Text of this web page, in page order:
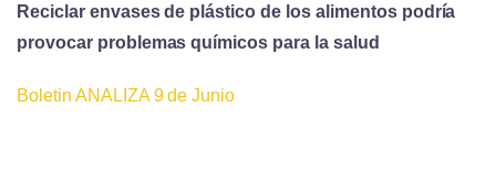
Reciclar envases de plástico de los alimentos podría
provocar problemas químicos para la salud
Boletin ANALIZA 9 de Junio